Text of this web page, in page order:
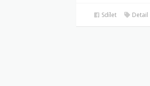
Sdílet Detail